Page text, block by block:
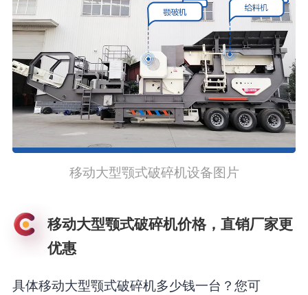
移动大型颚式破碎机设备图片
移动大型颚式破碎机价格，直销厂家更
优惠
具体移动大型颚式破碎机多少钱一台？您可